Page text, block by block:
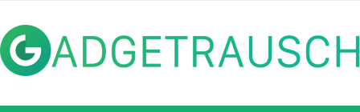
Inhalt
springen